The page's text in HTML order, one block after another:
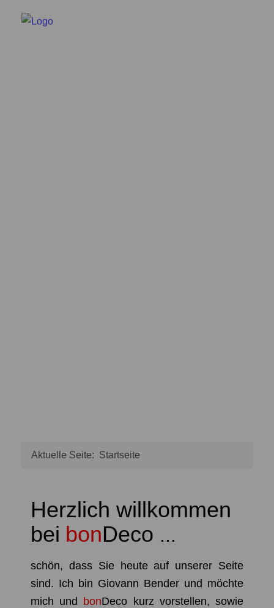
Aktuelle Seite: Startseite
Herzlich willkommen
bei bonDeco ...
schön, dass Sie heute auf unserer Seite
sind. Ich bin Giovann Bender und möchte
mich und bonDeco kurz vorstellen, sowie